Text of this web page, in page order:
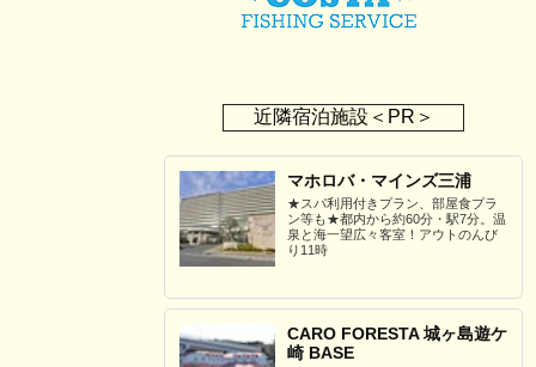
近隣宿泊施設＜PR＞
マホロバ・マインズ三浦
★スパ利用付きプラン、部屋食プラ
ン等も★都内から約60分・駅7分。温
泉と海一望広々客室！アウトのんび
り11時
CARO FORESTA 城ヶ島遊ケ
崎 BASE